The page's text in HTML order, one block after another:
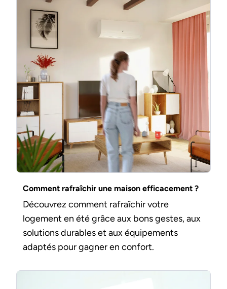
Comment rafraîchir une maison efficacement ?
Découvrez comment rafraîchir votre
logement en été grâce aux bons gestes, aux
solutions durables et aux équipements
adaptés pour gagner en confort.